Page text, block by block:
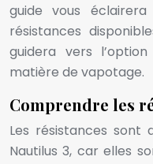
guide vous
résistances
guidera vers
matière de vapotage.
Comprendre les
Les résistances sont
Nautilus 3, car elles